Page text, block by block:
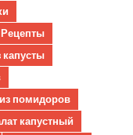
Рецепты
капусты
помидоров
капустный